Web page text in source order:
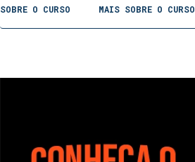
SOBRE O CURSO MAIS SOBRE O CURSO